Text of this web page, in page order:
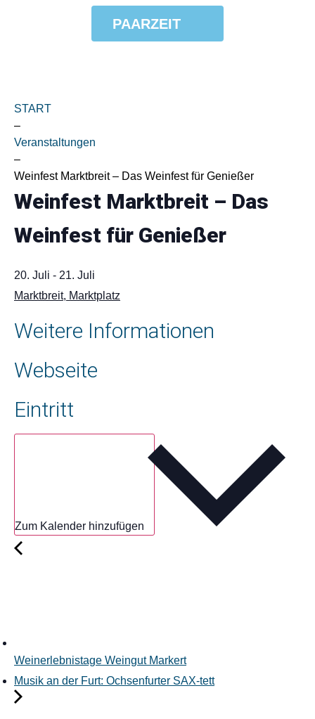
PAARZEIT
START
–
Veranstaltungen
–
Weinfest Marktbreit – Das Weinfest für Genießer
Weinfest Marktbreit – Das
Weinfest für Genießer
20. Juli - 21. Juli
Marktbreit, Marktplatz
Weitere Informationen
Webseite
Eintritt
Zum Kalender hinzufügen
Weinerlebnistage Weingut Markert
Musik an der Furt: Ochsenfurter SAX-tett